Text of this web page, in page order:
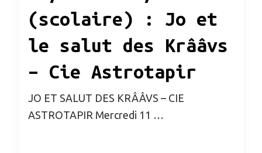
(scolaire) : Jo et
le salut des Krââvs
– Cie Astrotapir
JO ET SALUT DES KRÂÂVS – CIE
ASTROTAPIR Mercredi 11 …